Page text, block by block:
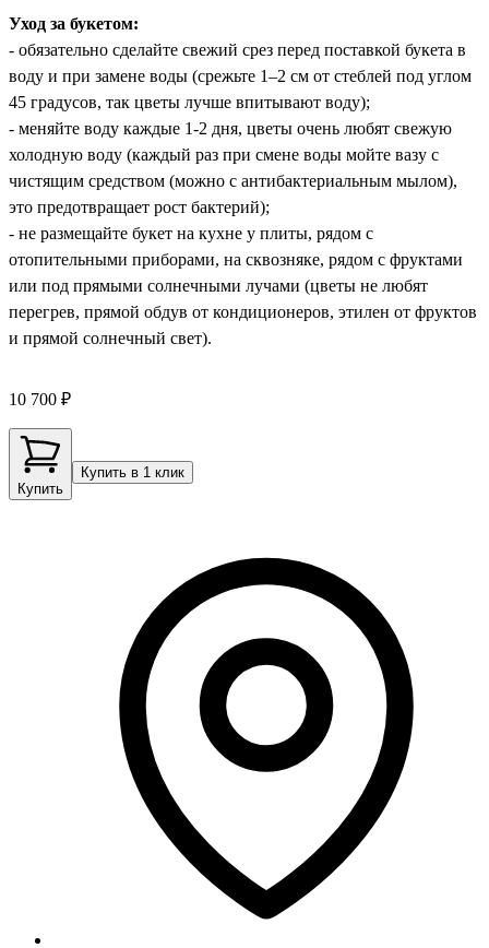
Уход за букетом:
- обязательно сделайте свежий срез перед поставкой букета в
воду и при замене воды (срежьте 1–2 см от стеблей под углом
45 градусов, так цветы лучше впитывают воду);
- меняйте воду каждые 1-2 дня, цветы очень любят свежую
холодную воду (каждый раз при смене воды мойте вазу с
чистящим средством (можно с антибактериальным мылом),
это предотвращает рост бактерий);
- не размещайте букет на кухне у плиты, рядом с
отопительными приборами, на сквозняке, рядом с фруктами
или под прямыми солнечными лучами (цветы не любят
перегрев, прямой обдув от кондиционеров, этилен от фруктов
и прямой солнечный свет).
10 700 ₽
Купить
Купить в 1 клик